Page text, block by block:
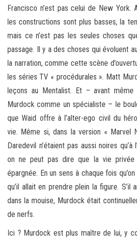
Francisco n’est pas celui de New York.
les constructions sont plus basses, la
mais ce n’est pas les seules choses
passage. Il y a des choses qui évoluent
la narration, comme cette scène
les séries TV « procédurales ». Matt
leçons au Mentalist. Et – avant
Murdock comme un spécialiste – le
que Waid offre à l’alter-ego civil du
vie. Même si, dans la version « Marvel
Daredevil n’étaient pas aussi noires qu’à
on ne peut pas dire que la vie
épargnée. En un sens à chaque fois
qu’il allait en prendre plein la figure. S’il
dans la mouise, Murdock était
de nerfs.
Ici ? Murdock est plus maître de lui, y